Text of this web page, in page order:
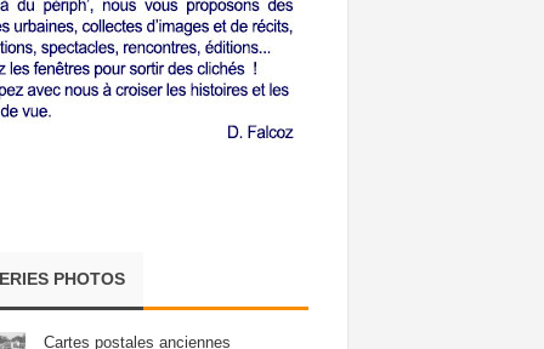
PHOTOS
Cartes postales anciennes